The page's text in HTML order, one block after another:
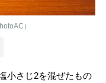
）
小さじ2を混ぜたもの